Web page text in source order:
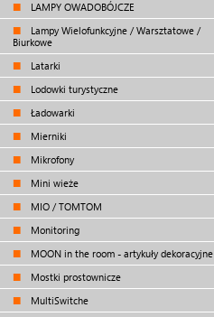
LAMPY OWADOBÓJCZE
Lampy Wielofunkcyjne / Warsztatowe /
Biurkowe
Latarki
Lodowki turystyczne
Ładowarki
Mierniki
Mikrofony
Mini wieże
MIO / TOMTOM
Monitoring
MOON in the room - artykuły dekoracyjne
Mostki prostownicze
MultiSwitche